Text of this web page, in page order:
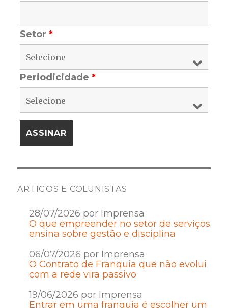
Setor*
Periodicidade*
ARTIGOS E COLUNISTAS
28/07/2026 por Imprensa
O que empreender no setor de serviços
ensina sobre gestão e disciplina
06/07/2026 por Imprensa
O Contrato de Franquia que não evolui
com a rede vira passivo
19/06/2026 por Imprensa
Entrar em uma franquia é escolher um